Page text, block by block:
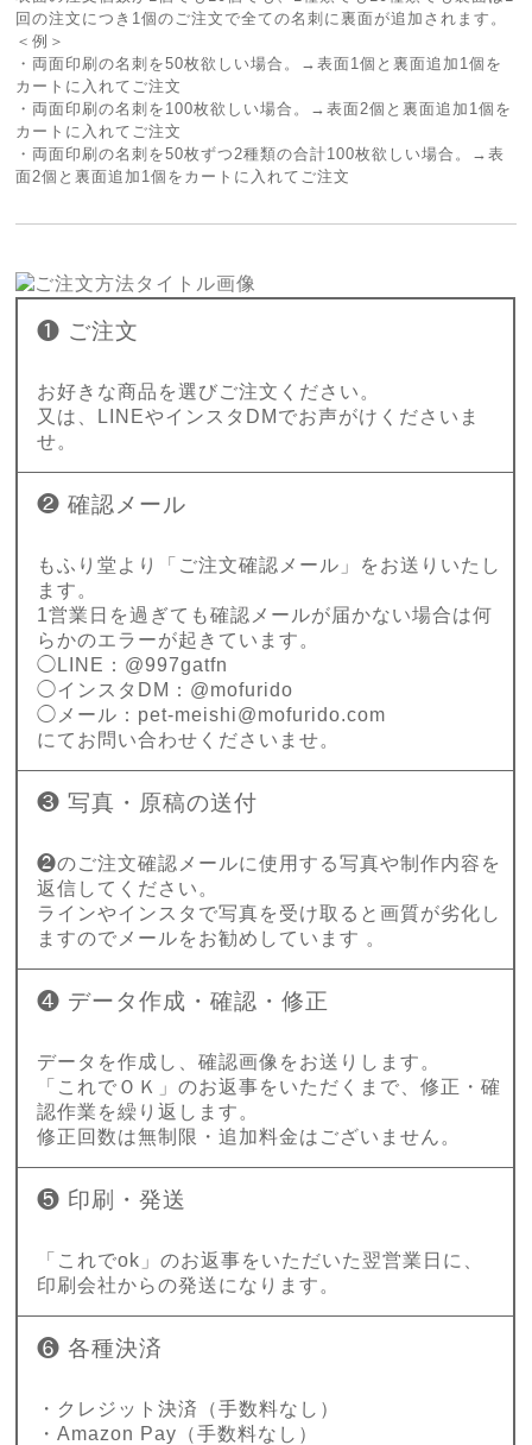
回の注文につき1個のご注文で全ての名刺に裏面が追加されます。
＜例＞
・両面印刷の名刺を50枚欲しい場合。→表面1個と裏面追加1個を
カートに入れてご注文
・両面印刷の名刺を100枚欲しい場合。→表面2個と裏面追加1個を
カートに入れてご注文
・両面印刷の名刺を50枚ずつ2種類の合計100枚欲しい場合。→表
面2個と裏面追加1個をカートに入れてご注文
❶ ご注文
お好きな商品を選びご注文ください。
又は、LINEやインスタDMでお声がけくださいま
せ。
❷ 確認メール
もふり堂より「ご注文確認メール」をお送りいたし
ます。
1営業日を過ぎても確認メールが届かない場合は何
らかのエラーが起きています。
◯LINE：@997gatfn
◯インスタDM：@mofurido
◯メール： pet-meishi@mofurido.com
にてお問い合わせくださいませ。
❸ 写真・原稿の送付
❷のご注文確認メールに使用する写真や制作内容を
返信してください。
ラインやインスタで写真を受け取ると画質が劣化し
ますのでメールをお勧めしています 。
❹ データ作成・確認・修正
データを作成し、確認画像をお送りします。
「これでＯＫ」のお返事をいただくまで、修正・確
認作業を繰り返します。
修正回数は無制限・追加料金はございません。
❺ 印刷・発送
「これでok」のお返事をいただいた翌営業日に、
印刷会社からの発送になります。
❻ 各種決済
・クレジット決済（手数料なし）
・Amazon Pay（手数料なし）